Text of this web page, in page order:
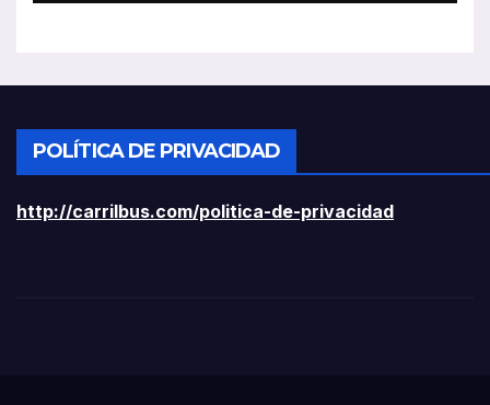
POLÍTICA DE PRIVACIDAD
http://carrilbus.com/politica-de-privacidad